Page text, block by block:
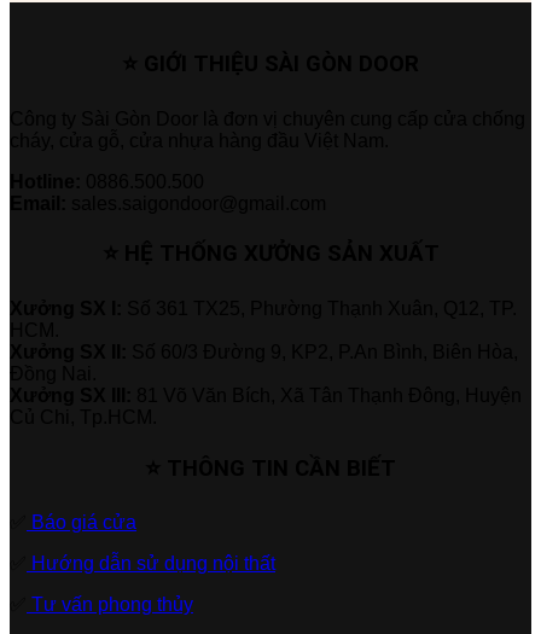
Báo giá cửa
Hướng dẫn sử dụng nội thất
Tư vấn phong thủy